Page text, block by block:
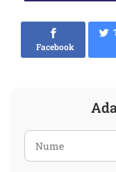
Facebook